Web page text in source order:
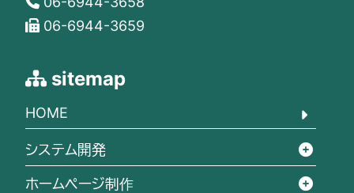
06-6944-3659
sitemap
HOME
システム開発
ホームページ制作